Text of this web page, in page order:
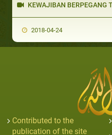
KEWAJIBAN BERPEGANG
2018-04-24
Contributed to the
publication of the site